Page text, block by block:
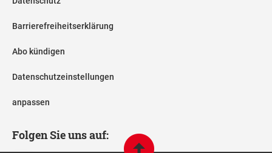
Barrierefreiheitserklärung
Abo kündigen
Datenschutzeinstellungen
anpassen
Folgen Sie uns auf: